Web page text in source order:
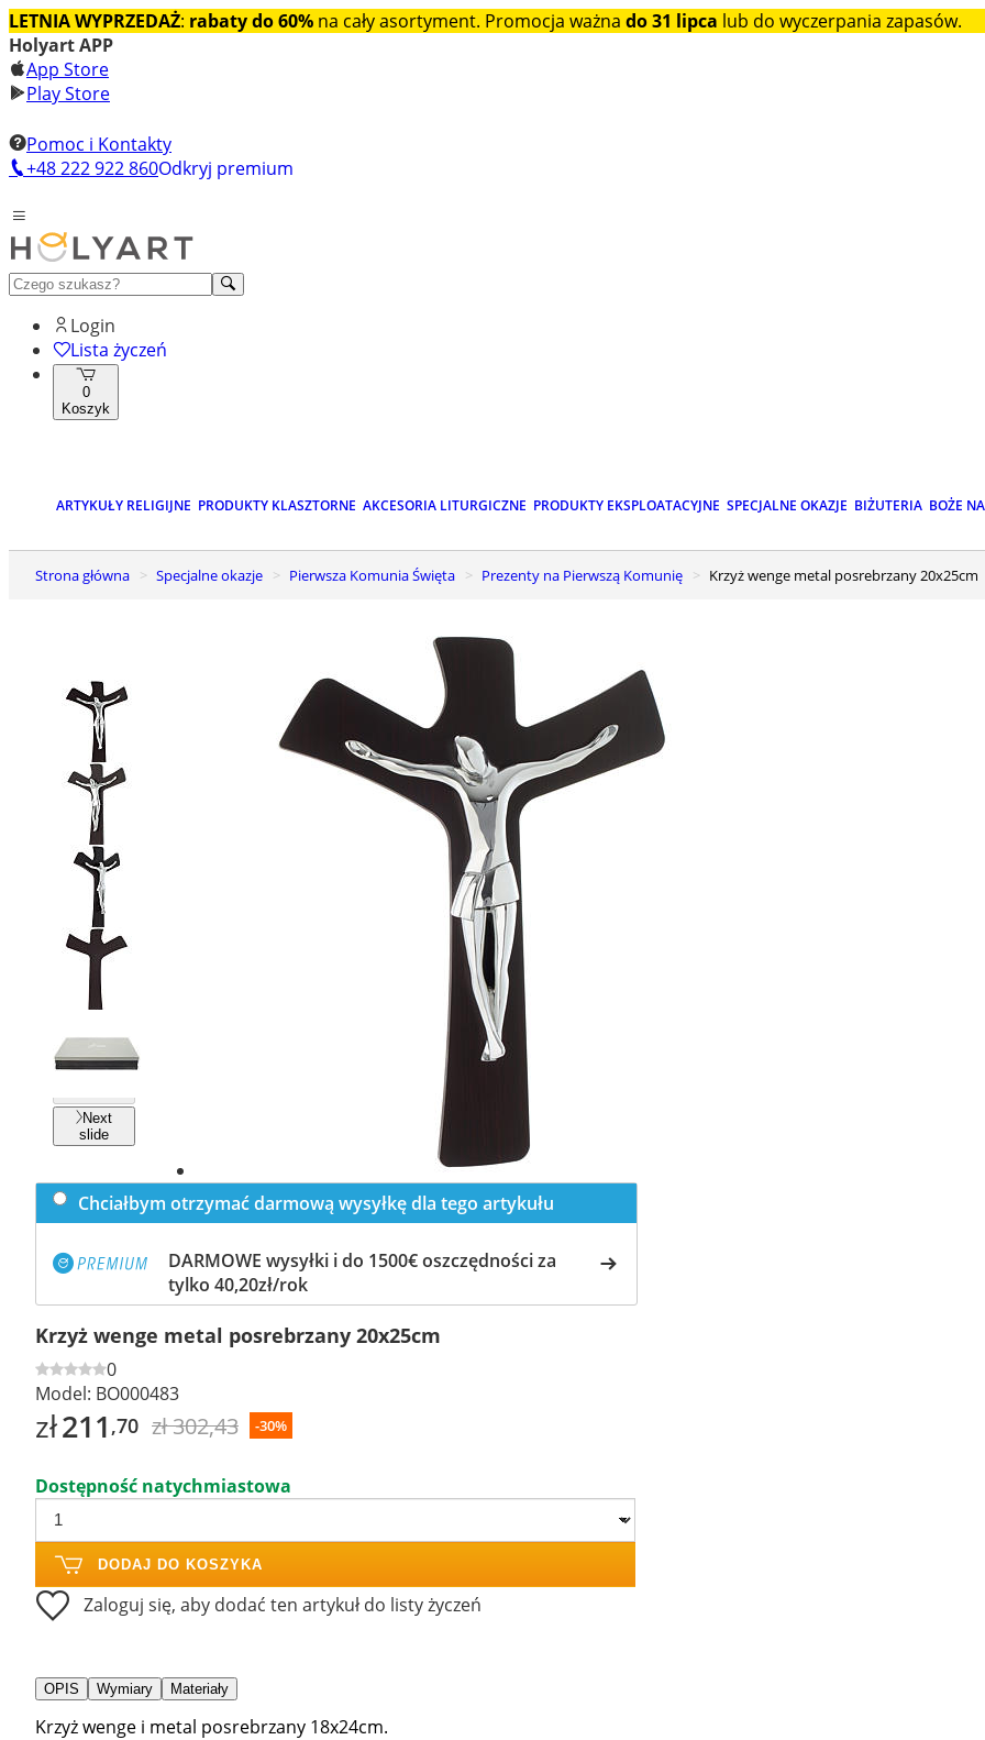
LETNIA WYPRZEDAŻ: rabaty do 60% na cały asortyment. Promocja ważna do 31 lipca lub do wyczerpania zapasów.
Holyart APP
App Store
Play Store
Pomoc i Kontakty
+48 222 922 860Odkryj premium
Login
Lista życzeń
0
Koszyk
ARTYKUŁY RELIGIJNE PRODUKTY KLASZTORNE AKCESORIA LITURGICZNE PRODUKTY EKSPLOATACYJNE SPECJALNE OKAZJE BIŻUTERIA BOŻE
Strona główna Specjalne okazje Pierwsza Komunia Święta Prezenty na Pierwszą Komunię Krzyż wenge metal posrebrzany 20x25cm
Next
slide
Chciałbym otrzymać darmową wysyłkę dla tego artykułu
DARMOWE wysyłki i do 1500€ oszczędności za
tylko 40,20zł/rok
Krzyż wenge metal posrebrzany 20x25cm
0
Model: BO000483
zł211 ,70 zł 302,43 -30%
Dostępność natychmiastowa
DODAJ DO KOSZYKA
Zaloguj się, aby dodać ten artykuł do listy życzeń
OPIS Wymiary Materiały
Krzyż wenge i metal posrebrzany 18x24cm.